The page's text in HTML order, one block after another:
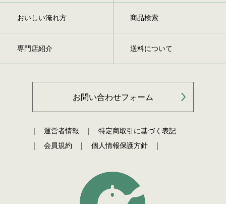
おいしい淹れ方
専門店紹介
商品検索
送料について
お問い合わせフォーム
運営者情報
特定商取引に基づく表記
会員規約
個人情報保護方針